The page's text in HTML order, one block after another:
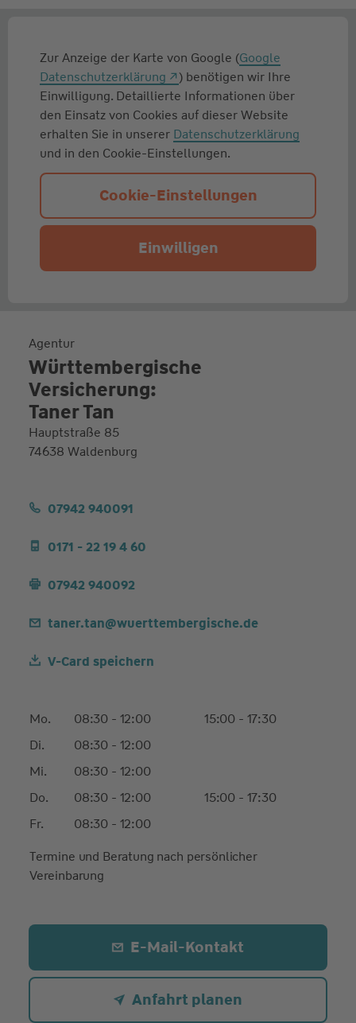
Zur Anzeige der Karte von Google (Google
Datenschutzerklärung
) benötigen wir Ihre
Einwilligung. Detaillierte Informationen über
den Einsatz von Cookies auf dieser Website
erhalten Sie in unserer Datenschutzerklärung
und in den Cookie-Einstellungen.
Cookie-Einstellungen
Einwilligen
Agentur
Württembergische
Versicherung:
Taner Tan
Hauptstraße 85
74638 Waldenburg
07942 940091
0171 - 22 19 4 60
07942 940092
taner.tan@wuerttembergische.de
V-Card speichern
Mo. 08:30 - 12:00
15:00 - 17:30
Di.
08:30 - 12:00
Mi.
08:30 - 12:00
Do.
08:30 - 12:00
15:00 - 17:30
Fr.
08:30 - 12:00
Termine und Beratung nach persönlicher
Vereinbarung
E-Mail-Kontakt
Anfahrt planen